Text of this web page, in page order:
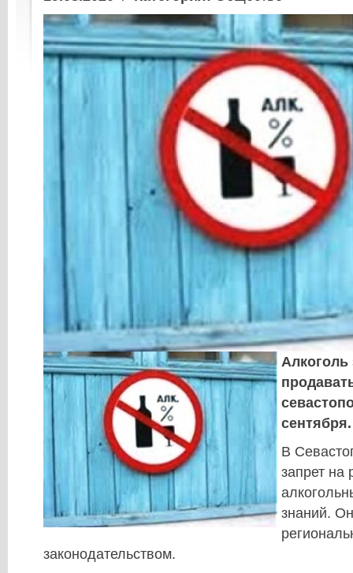
сентября.
В
запрет на
знаний.
законодательством.